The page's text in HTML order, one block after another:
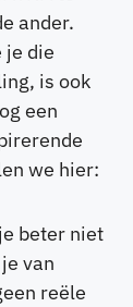
ander.
je die
is ook
een
we hier:
beter niet
van
reële